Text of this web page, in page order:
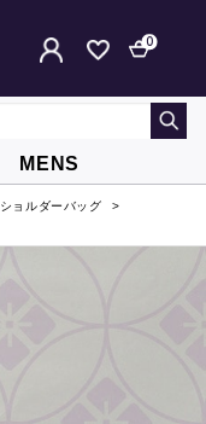
0
MENS
ショルダーバッグ